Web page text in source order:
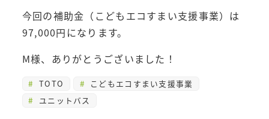
今回の補助金（こどもエコすまい支援事業）は
97,000円になります。
M様、ありがとうございました！
TOTO
こどもエコすまい支援事業
ユニットバス